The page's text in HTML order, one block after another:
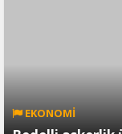
EKONOMİ